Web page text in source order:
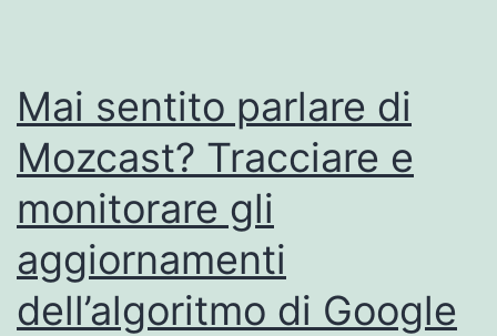
Mai sentito parlare di
Mozcast? Tracciare e
monitorare gli
aggiornamenti
dell’algoritmo di Google